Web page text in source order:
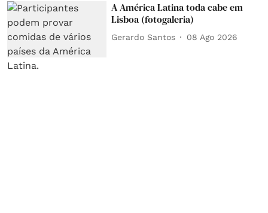
A América Latina toda cabe em
Lisboa (fotogaleria)
Gerardo Santos 08 Ago 2026